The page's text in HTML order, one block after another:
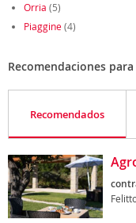
Orria (5)
Piaggine(4)
Recomendaciones
Recomendados